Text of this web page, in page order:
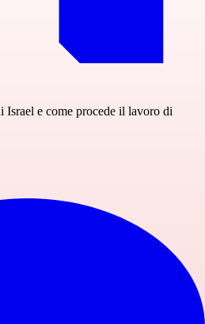
e come procede il lavoro di